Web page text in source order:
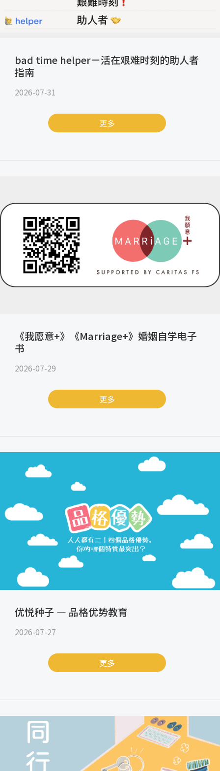
bad time helper－活在艰难时刻的助人者
指南
2026-07-31
更多
《我愿意+》《Marriage+》婚姻自学电子
书
2026-07-29
更多
优悦种子 — 品格优势教育
2026-07-27
更多